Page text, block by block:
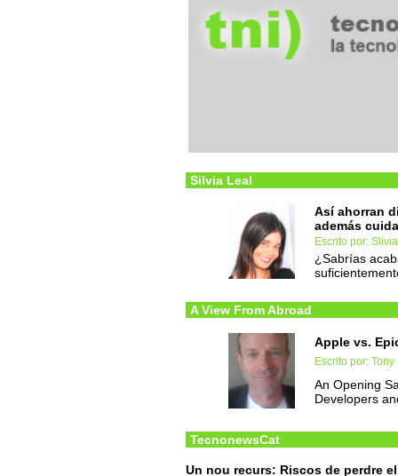
Silvia Leal
Así ahorran
además
Escrito por:
¿Sabrías
A View From Abroad
Apple vs.
Escrito por:
An Opening
Developers
TecnonewsCat
Un nou recurs: Riscos de perdre